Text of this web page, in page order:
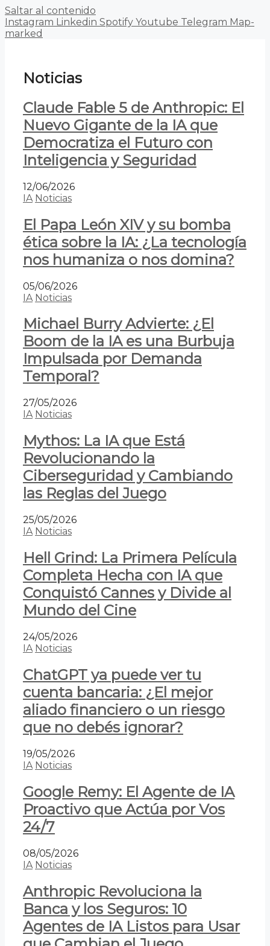
Saltar al contenido
Instagram Linkedin Spotify Youtube Telegram Map-
marked
Noticias
Claude Fable 5 de Anthropic: El
Nuevo Gigante de la IA que
Democratiza el Futuro con
Inteligencia y Seguridad
12/06/2026
IA Noticias
El Papa León XIV y su bomba
ética sobre la IA: ¿La tecnología
nos humaniza o nos domina?
05/06/2026
IA Noticias
Michael Burry Advierte: ¿El
Boom de la IA es una Burbuja
Impulsada por Demanda
Temporal?
27/05/2026
IA Noticias
Mythos: La IA que Está
Revolucionando la
Ciberseguridad y Cambiando
las Reglas del Juego
25/05/2026
IA Noticias
Hell Grind: La Primera Película
Completa Hecha con IA que
Conquistó Cannes y Divide al
Mundo del Cine
24/05/2026
IA Noticias
ChatGPT ya puede ver tu
cuenta bancaria: ¿El mejor
aliado financiero o un riesgo
que no debés ignorar?
19/05/2026
IA Noticias
Google Remy: El Agente de IA
Proactivo que Actúa por Vos
24/7
08/05/2026
IA Noticias
Anthropic Revoluciona la
Banca y los Seguros: 10
Agentes de IA Listos para Usar